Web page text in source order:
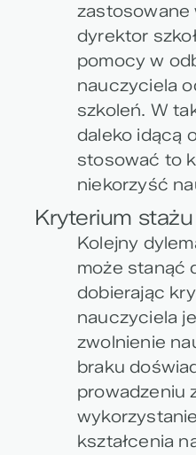
zastosowane
dyrektor
pomocy w
nauczyciela
szkoleń. W
daleko idącą
stosować to
niekorzyść
Kryterium
Kolejny
może stanąć
dobierając
nauczyciela
zwolnienie
braku
prowadzeniu
kształcenia